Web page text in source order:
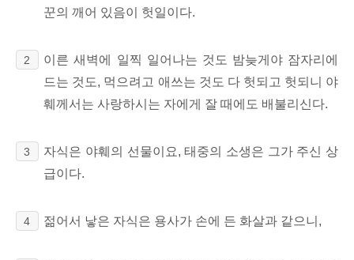
꾼의 깨어 있음이 헛일이다.
2
이른 새벽에 일찍 일어나는 것도 밤늦게야 잠자리에
드는 것도, 먹으려고 애쓰는 것도 다 헛되고 헛되니 야
훼께서는 사랑하시는 자에게 잘 때에도 배불리신다.
3
자식은 야훼의 선물이요, 태중의 소생은 그가 주신 상
급이다.
4 젊어서 낳은 자식은 용사가 손에 든 화살과 같으니,